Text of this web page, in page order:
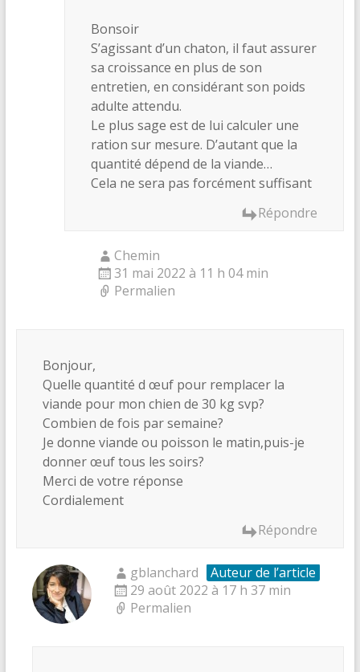
Bonsoir
S’agissant d’un chaton, il faut assurer
sa croissance en plus de son
entretien, en considérant son poids
adulte attendu.
Le plus sage est de lui calculer une
ration sur mesure. D’autant que la
quantité dépend de la viande…
Cela ne sera pas forcément suffisant
Répondre
Chemin
31 mai 2022 à 11 h 04 min
Permalien
Bonjour,
Quelle quantité d œuf pour remplacer la
viande pour mon chien de 30 kg svp?
Combien de fois par semaine?
Je donne viande ou poisson le matin,puis-je
donner œuf tous les soirs?
Merci de votre réponse
Cordialement
Répondre
gblanchard
Auteur de l’article
29 août 2022 à 17 h 37 min
Permalien